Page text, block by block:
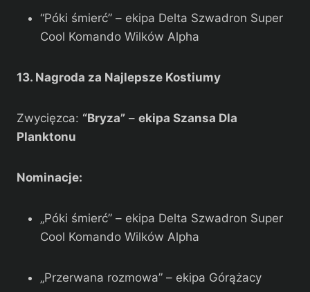
“Póki śmierć” – ekipa Delta Szwadron Super
Cool Komando Wilków Alpha
13. Nagroda za Najlepsze Kostiumy
Zwycięzca: “Bryza” – ekipa Szansa Dla
Planktonu
Nominacje:
„Póki śmierć” – ekipa Delta Szwadron Super
Cool Komando Wilków Alpha
„Przerwana rozmowa” – ekipa Górążacy